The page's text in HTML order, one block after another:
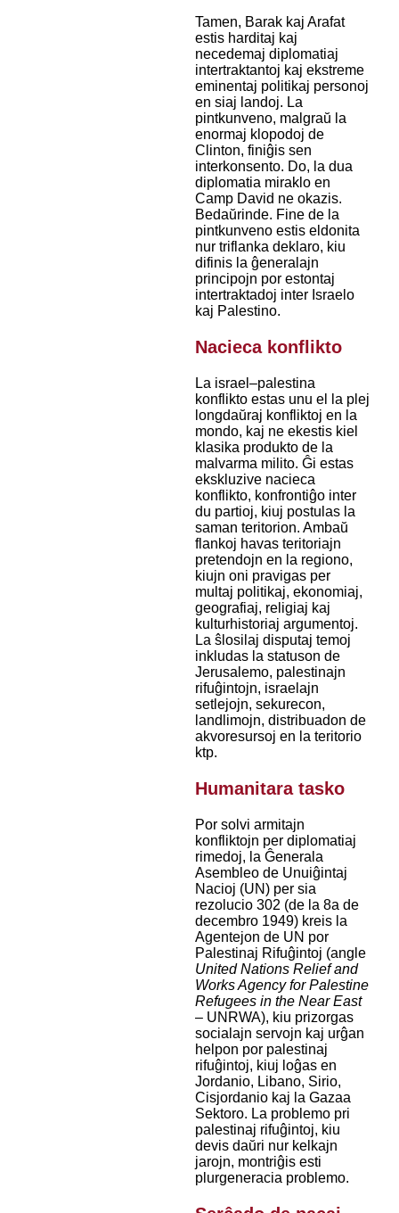
Tamen, Barak kaj Arafat
estis harditaj kaj
necedemaj diplomatiaj
intertraktantoj kaj ekstreme
eminentaj politikaj personoj
en siaj landoj. La
pintkunveno, malgraŭ la
enormaj klopodoj de
Clinton, finiĝis sen
interkonsento. Do, la dua
diplomatia miraklo en
Camp David ne okazis.
Bedaŭrinde. Fine de la
pintkunveno estis eldonita
nur triflanka deklaro, kiu
difinis la ĝeneralajn
principojn por estontaj
intertraktadoj inter Israelo
kaj Palestino.
Nacieca konflikto
La israel–palestina
konflikto estas unu el la plej
longdaŭraj konfliktoj en la
mondo, kaj ne ekestis kiel
klasika produkto de la
malvarma milito. Ĝi estas
ekskluzive nacieca
konflikto, konfrontiĝo inter
du partioj, kiuj postulas la
saman teritorion. Ambaŭ
flankoj havas teritoriajn
pretendojn en la regiono,
kiujn oni pravigas per
multaj politikaj, ekonomiaj,
geografiaj, religiaj kaj
kulturhistoriaj argumentoj.
La ŝlosilaj disputaj temoj
inkludas la statuson de
Jerusalemo, palestinajn
rifuĝintojn, israelajn
setlejojn, sekurecon,
landlimojn, distribuadon de
akvoresursoj en la teritorio
ktp.
Humanitara tasko
Por solvi armitajn
konfliktojn per diplomatiaj
rimedoj, la Ĝenerala
Asembleo de Unuiĝintaj
Nacioj (UN) per sia
rezolucio 302 (de la 8a de
decembro 1949) kreis la
Agentejon de UN por
Palestinaj Rifuĝintoj (angle
United Nations Relief and
Works Agency for Palestine
Refugees in the Near East
– UNRWA), kiu prizorgas
socialajn servojn kaj urĝan
helpon por palestinaj
rifuĝintoj, kiuj loĝas en
Jordanio, Libano, Sirio,
Cisjordanio kaj la Gazaa
Sektoro. La problemo pri
palestinaj rifuĝintoj, kiu
devis daŭri nur kelkajn
jarojn, montriĝis esti
plurgeneracia problemo.